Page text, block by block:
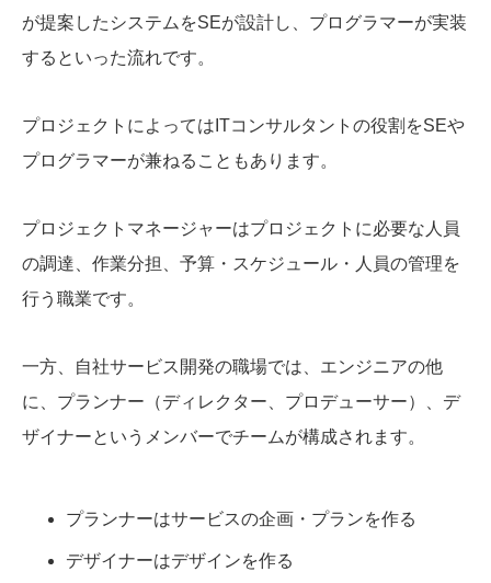
が提案したシステムをSEが設計し、プログラマーが実装
するといった流れです。
プロジェクトによってはITコンサルタントの役割をSEや
プログラマーが兼ねることもあります。
プロジェクトマネージャーはプロジェクトに必要な人員
の調達、作業分担、予算・スケジュール・人員の管理を
行う職業です。
一方、自社サービス開発の職場では、エンジニアの他
に、プランナー（ディレクター、プロデューサー）、デ
ザイナーというメンバーでチームが構成されます。
プランナーはサービスの企画・プランを作る
デザイナーはデザインを作る